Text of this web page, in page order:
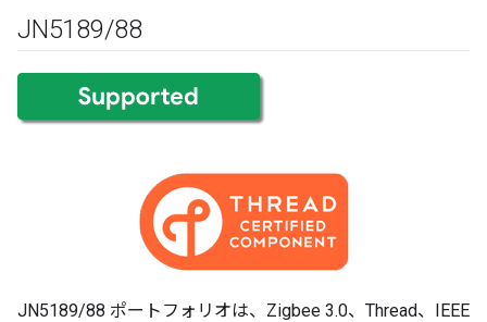
JN5189/88
JN5189/88 ポートフォリオは、Zigbee 3.0、Thread、IEEE